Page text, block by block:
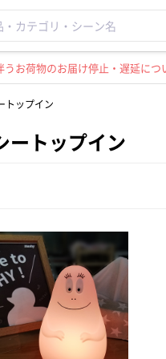
お荷物のお届け停止・遅延につ
トップイン
ートップイン